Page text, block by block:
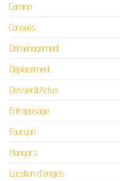
Camion
Conseils
Déménagement
Déplacement
Dossier&Actus
Entreposage
Fourgon
Hangars
Location d'engins